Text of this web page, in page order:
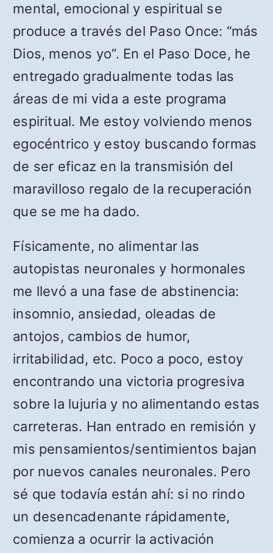
mental, emocional y espiritual se
produce a través del Paso Once: “más
Dios, menos yo”. En el Paso Doce, he
entregado gradualmente todas las
áreas de mi vida a este programa
espiritual. Me estoy volviendo menos
egocéntrico y estoy buscando formas
de ser eficaz en la transmisión del
maravilloso regalo de la recuperación
que se me ha dado.
Físicamente, no alimentar las
autopistas neuronales y hormonales
me llevó a una fase de abstinencia:
insomnio, ansiedad, oleadas de
antojos, cambios de humor,
irritabilidad, etc. Poco a poco, estoy
encontrando una victoria progresiva
sobre la lujuria y no alimentando estas
carreteras. Han entrado en remisión y
mis pensamientos/sentimientos bajan
por nuevos canales neuronales. Pero
sé que todavía están ahí: si no rindo
un desencadenante rápidamente,
comienza a ocurrir la activación